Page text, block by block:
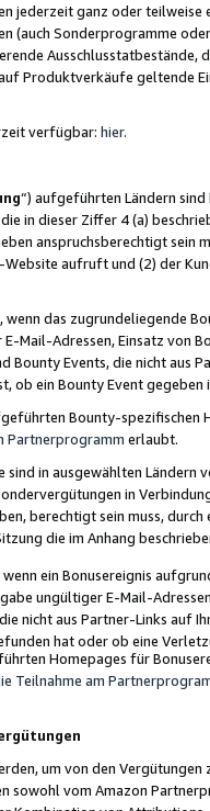
jederzeit ganz oder
(auch Sonderprogramme
Ausschlusstatbestände,
Produktverkäufe geltende
verfügbar: hier.
“) aufgeführten Ländern
die in dieser Ziffer 4 (a)
anspruchsberechtigt sein
aufruft und (2) der
das zugrundeliegende
Mail-Adressen, Einsatz von
Bounty Events, die nicht
ob ein Bounty Event
Bounty-spezifischen
Partnerprogramm erlaubt.
sind in ausgewählten Ländern
in
berechtigt sein muss,
die im Anhang
ein Bonusereignis
ungültiger E-Mail-
nicht aus Partner-Links auf
hat oder ob eine
Homepages für
Teilnahme am
um von den
sowohl vom Amazon